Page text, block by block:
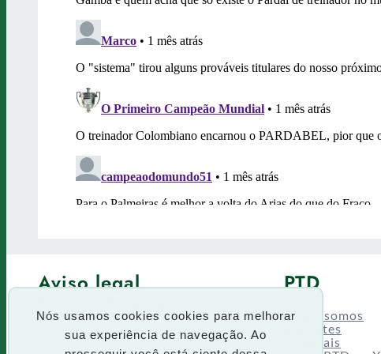
Nós usamos cookies cookies para melhorar
sua experiência de navegação. Ao
Aviso legal
Termos de uso
PTD
Quem somos
Enquetes
Especiais